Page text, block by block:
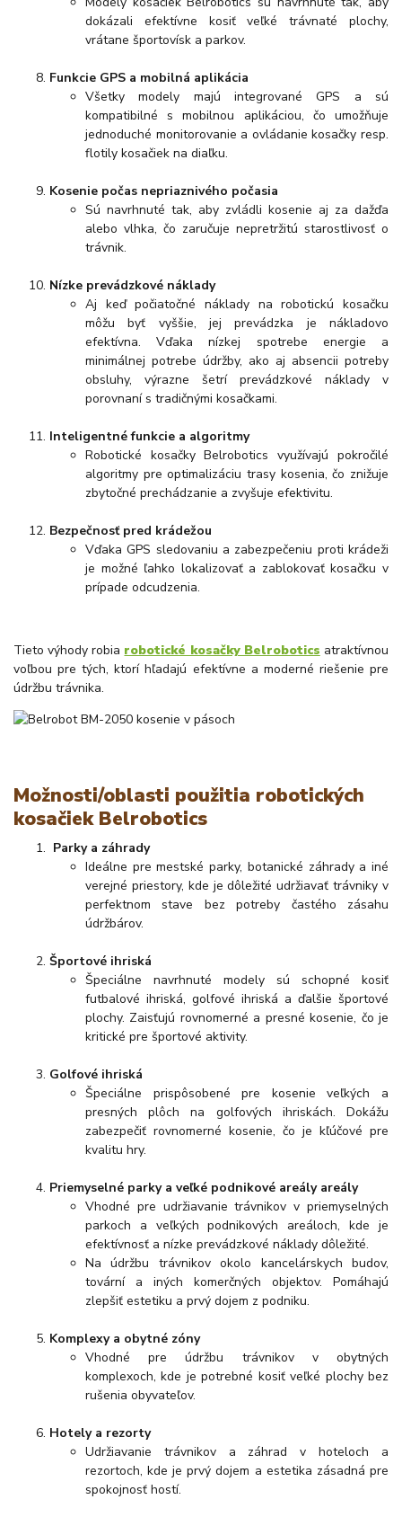
dokázali efektívne kosiť veľké trávnaté plochy,
vrátane športovísk a parkov.
Funkcie GPS a mobilná aplikácia
Všetky modely majú integrované GPS a sú
kompatibilné s mobilnou aplikáciou, čo umožňuje
jednoduché monitorovanie a ovládanie kosačky resp.
flotily kosačiek na diaľku.
Kosenie počas nepriaznivého počasia
Sú navrhnuté tak, aby zvládli kosenie aj za dažďa
alebo vlhka, čo zaručuje nepretržitú starostlivosť o
trávnik.
Nízke prevádzkové náklady
Aj keď počiatočné náklady na robotickú kosačku
môžu byť vyššie, jej prevádzka je nákladovo
efektívna. Vďaka nízkej spotrebe energie a
minimálnej potrebe údržby, ako aj absencii potreby
obsluhy, výrazne šetrí prevádzkové náklady v
porovnaní s tradičnými kosačkami.
Inteligentné funkcie a algoritmy
Robotické kosačky Belrobotics využívajú pokročilé
algoritmy pre optimalizáciu trasy kosenia, čo znižuje
zbytočné prechádzanie a zvyšuje efektivitu.
Bezpečnosť pred krádežou
Vďaka GPS sledovaniu a zabezpečeniu proti krádeži
je možné ľahko lokalizovať a zablokovať kosačku v
prípade odcudzenia.
Tieto výhody robia robotické kosačky Belrobotics atraktívnou
voľbou pre tých, ktorí hľadajú efektívne a moderné riešenie pre
údržbu trávnika.
Možnosti/oblasti použitia robotických
kosačiek Belrobotics
Parky a záhrady
Ideálne pre mestské parky, botanické záhrady a iné
verejné priestory, kde je dôležité udržiavať trávniky v
perfektnom stave bez potreby častého zásahu
údržbárov.
Športové ihriská
Špeciálne navrhnuté modely sú schopné kosiť
futbalové ihriská, golfové ihriská a ďalšie športové
plochy. Zaisťujú rovnomerné a presné kosenie, čo je
kritické pre športové aktivity.
Golfové ihriská
Špeciálne prispôsobené pre kosenie veľkých a
presných plôch na golfových ihriskách. Dokážu
zabezpečiť rovnomerné kosenie, čo je kľúčové pre
kvalitu hry.
Priemyselné parky a veľké podnikové areály areály
Vhodné pre udržiavanie trávnikov v priemyselných
parkoch a veľkých podnikových areáloch, kde je
efektívnosť a nízke prevádzkové náklady dôležité.
Na údržbu trávnikov okolo kancelárskych budov,
tovární a iných komerčných objektov. Pomáhajú
zlepšiť estetiku a prvý dojem z podniku.
Komplexy a obytné zóny
Vhodné pre údržbu trávnikov v obytných
komplexoch, kde je potrebné kosiť veľké plochy bez
rušenia obyvateľov.
Hotely a rezorty
Udržiavanie trávnikov a záhrad v hoteloch a
rezortoch, kde je prvý dojem a estetika zásadná pre
spokojnosť hostí.